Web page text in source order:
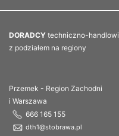
DORADCYtechniczno-handlowi
z podziałem na regiony
Przemek - Region Zachodni
i Warszawa
666 165 155
dth1@stobrawa.pl